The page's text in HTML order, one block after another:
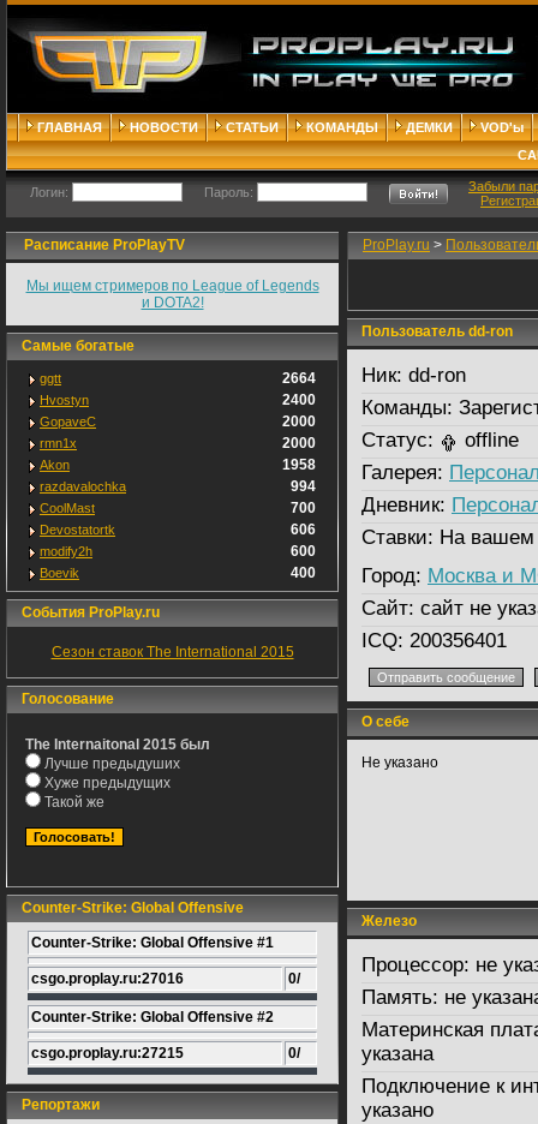
ГЛАВНАЯ НОВОСТИ СТАТЬИ КОМАНДЫ ДЕМКИ
VOD'ы
Логин: Пароль:
Забыли
Расписание ProPlayTV
Мы ищем стримеров по League of Legends
и DOTA2!
Самые богатые
ggtt 2664
Hvostyn 2400
GopaveC 2000
rmn1x 2000
Akon 1958
razdavalochka 994
CoolMast 700
Devostatortk 606
modify2h 600
Boevik 400
События ProPlay.ru
Сезон ставок The International 2015
Голосование
The Internaitonal 2015 был
Лучше предыдуших
Хуже предыдущих
Такой же
Counter-Strike: Global Offensive
Counter-Strike: Global Offensive #1
csgo.proplay.ru:27016 0/
Counter-Strike: Global Offensive #2
csgo.proplay.ru:27215 0/
Репортажи
ProPlay.ru >
Пользователь dd-ron
Ник: dd-ron
Команды:
Статус:
offline
Галерея:
Дневник:
Ставки: На вашем
Город: Москва и
Сайт: сайт не
ICQ: 200356401
О себе
Не указано
Железо
Процессор: не
Память: не
Материнская
указана
Подключение к
указано